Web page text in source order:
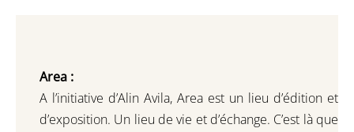
Area :
A l’initiative d’Alin Avila, Area est un lieu d’édition et
d’exposition. Un lieu de vie et d’échange. C’est là que